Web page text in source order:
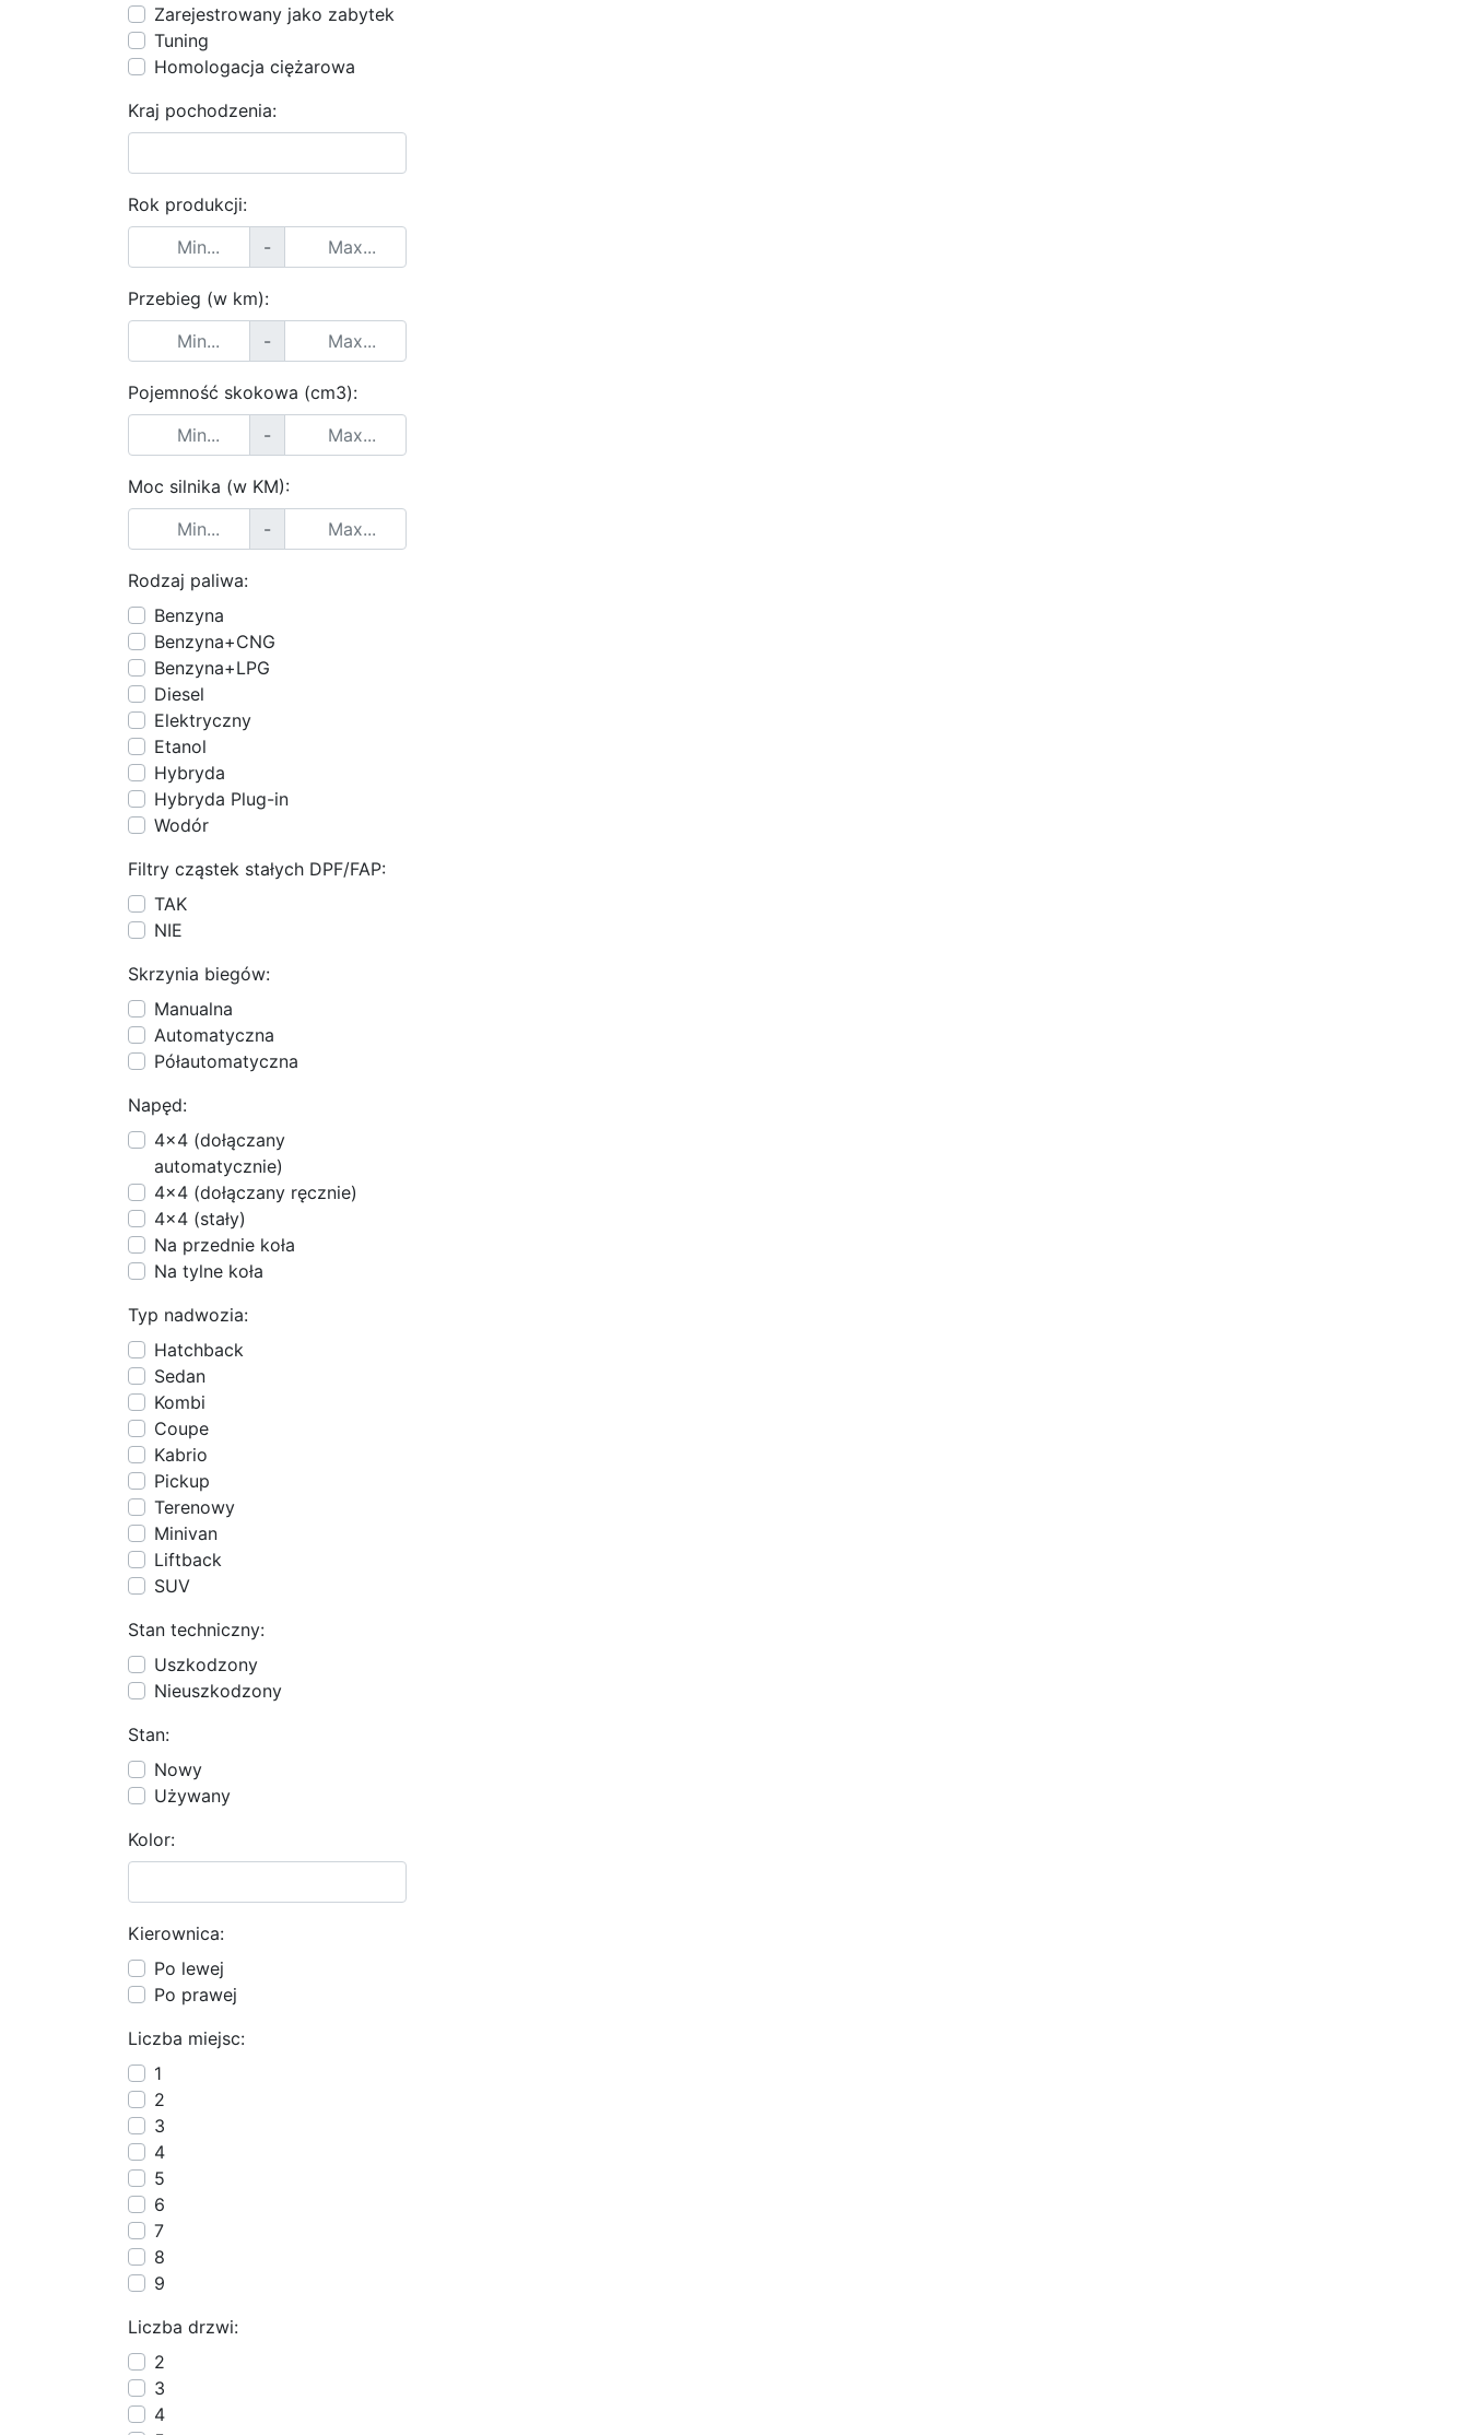
Zarejestrowany jako zabytek
Tuning
Homologacja ciężarowa
Kraj pochodzenia:
Rok produkcji:
-
Przebieg (w km):
-
Pojemność skokowa (cm3):
-
Moc silnika (w KM):
-
Rodzaj paliwa:
Benzyna
Benzyna+CNG
Benzyna+LPG
Diesel
Elektryczny
Etanol
Hybryda
Hybryda Plug-in
Wodór
Filtry cząstek stałych DPF/FAP:
TAK
NIE
Skrzynia biegów:
Manualna
Automatyczna
Półautomatyczna
Napęd:
4x4 (dołączany
automatycznie)
4x4 (dołączany ręcznie)
4x4 (stały)
Na przednie koła
Na tylne koła
Typ nadwozia:
Hatchback
Sedan
Kombi
Coupe
Kabrio
Pickup
Terenowy
Minivan
Liftback
SUV
Stan techniczny:
Uszkodzony
Nieuszkodzony
Stan:
Nowy
Używany
Kolor:
Kierownica:
Po lewej
Po prawej
Liczba miejsc:
1
2
3
4
5
6
7
8
9
Liczba drzwi:
2
3
4